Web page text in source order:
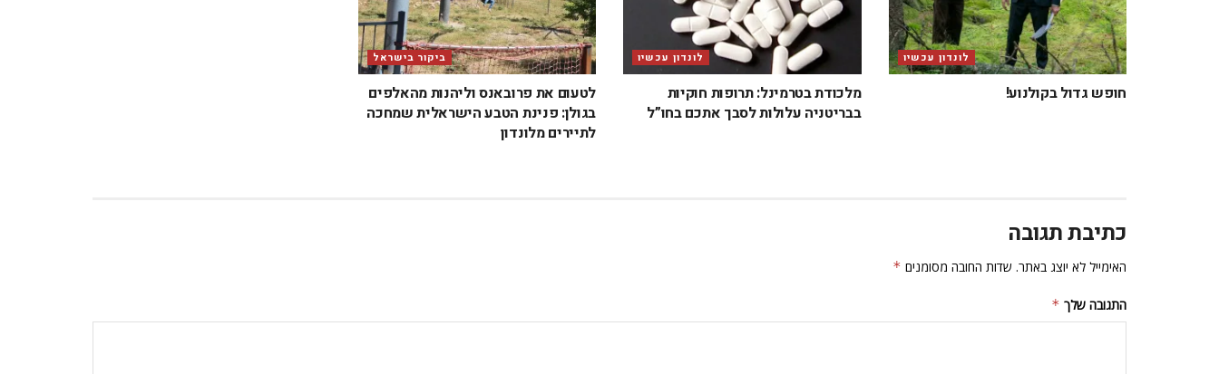
לונדון עכשיו
חופש גדול בקולנוע!
לונדון עכשיו
מלכודת בטרמינל: תרופות חוקיות
בבריטניה עלולות לסבך אתכם בחו”ל
ביקור בישראל
לטעום את פרובאנס וליהנות מהאלפים
בגולן: פנינת הטבע הישראלית שמחכה
לתיירים מלונדון
כתיבת תגובה
האימייל לא יוצג באתר. שדות החובה מסומנים *
התגובה שלך *